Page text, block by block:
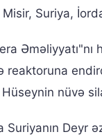
Suriya,
Əməliyyatı"nı
reaktoruna
nüvə
Suriyanın